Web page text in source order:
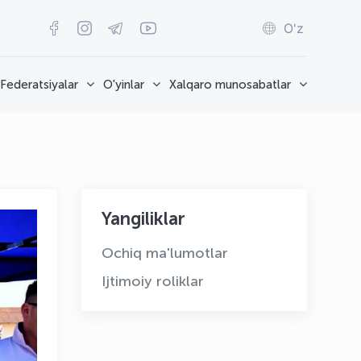
O'z
Federatsiyalar O'yinlar Xalqaro munosabatlar
Yangiliklar
Ochiq ma'lumotlar
Ijtimoiy roliklar